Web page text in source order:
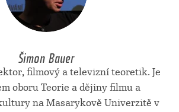
Šimon Bauer
filmový a televizní teoretik. Je
oboru Teorie a dějiny filmu a
na Masarykově Univerzitě v